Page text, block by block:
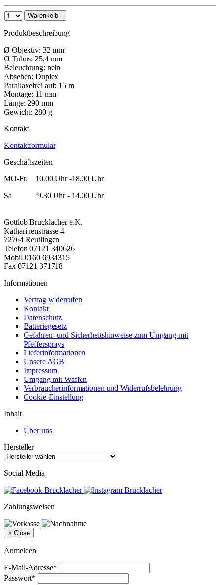
Warenkorb
Produktbeschreibung
Ø Objektiv: 32 mm
Ø Tubus: 25,4 mm
Beleuchtung: nein
Absehen: Duplex
Parallaxefrei auf: 15 m
Montage: 11 mm
Länge: 290 mm
Gewicht: 280 g
Kontakt
Kontaktformular
Geschäftszeiten
MO-Fr. 10.00 Uhr -18.00 Uhr
Sa 9.30 Uhr - 14.00 Uhr
Gottlob Brucklacher e.K.
Katharinenstrasse 4
72764 Reutlingen
Telefon 07121 340626
Mobil 0160 6934315
Fax 07121 371718
Informationen
Vertrag widerrufen
Kontakt
Datenschutz
Batteriegesetz
Gefahren- und Sicherheitshinweise zum Umgang mit
Pfeffersprays
Lieferinformationen
Unsere AGB
Impressum
Umgang mit Waffen
Verbraucherinformationen und Widerrufsbelehrung
Cookie-Einstellung
Inhalt
Über uns
Hersteller
Social Media
Zahlungsweisen
× Close
Anmelden
E-Mail-Adresse*
Passwort*